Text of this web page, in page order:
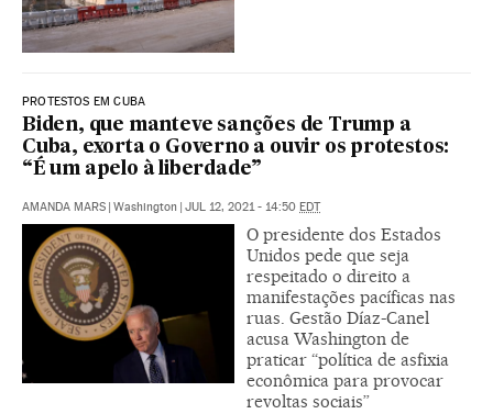
PROTESTOS EM CUBA
Biden, que manteve sanções de Trump a
Cuba, exorta o Governo a ouvir os protestos:
“É um apelo à liberdade”
AMANDA MARS | Washington | JUL 12, 2021 - 14:50 EDT
O presidente dos Estados
Unidos pede que seja
respeitado o direito a
manifestações pacíficas nas
ruas. Gestão Díaz-Canel
acusa Washington de
praticar “política de asfixia
econômica para provocar
revoltas sociais”